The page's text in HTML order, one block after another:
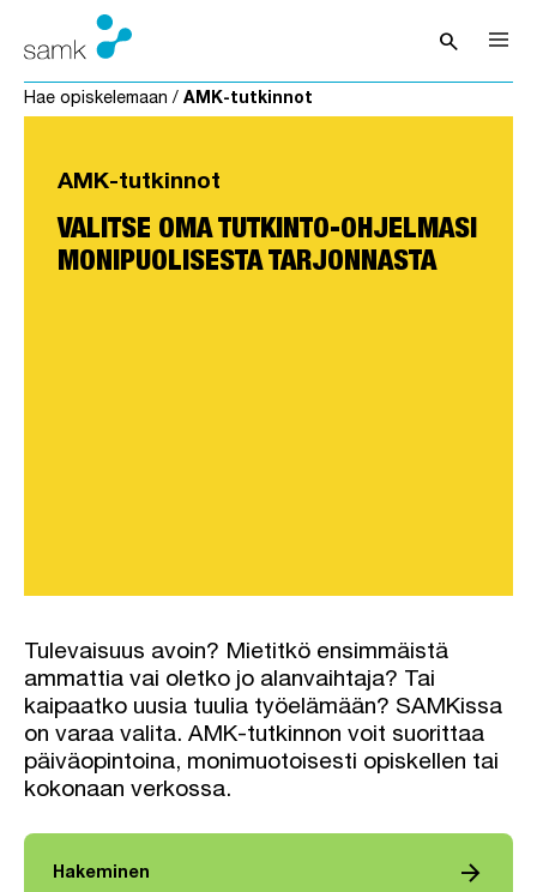
Siirry sisältöön
searchAvaa haku
Hae opiskelemaan / AMK-tutkinnot
AMK-tutkinnot
VALITSE OMA TUTKINTO-OHJELMASI
MONIPUOLISESTA TARJONNASTA
Tulevaisuus avoin? Mietitkö ensimmäistä
ammattia vai oletko jo alanvaihtaja? Tai
kaipaatko uusia tuulia työelämään? SAMKissa
on varaa valita. AMK-tutkinnon voit suorittaa
päiväopintoina, monimuotoisesti opiskellen tai
kokonaan verkossa.
Hakeminen arrow_forward